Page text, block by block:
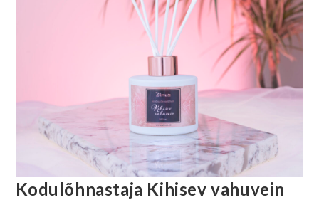
Kodulõhnastaja Kihisev vahuvein